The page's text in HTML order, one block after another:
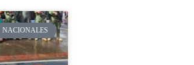
NACIONALES